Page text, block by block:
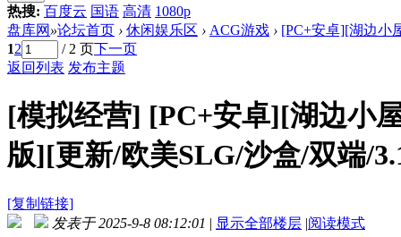
热搜: 百度云 国语 高清 1080p
盘库网 »论坛首页 › 休闲娱乐区 › ACG游戏 › [PC+安卓][湖边小
12 / 2 页下一页
返回列表 发布主题
[模拟经营] [PC+安卓][湖边小
版][更新/欧美SLG/沙盒/双端/
[复制链接]
发表于 2025-9-8 08:12:01 | 显示全部楼层 |阅读模式